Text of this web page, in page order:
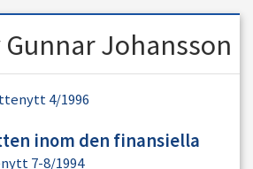
Johansson
4/1996
inom den finansiella
7-8/1994